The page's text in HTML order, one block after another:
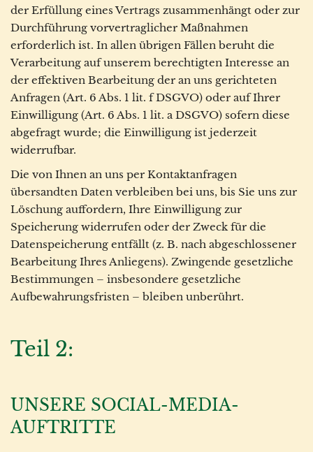
der Erfüllung eines Vertrags zusammenhängt oder zur
Durchführung vorvertraglicher Maßnahmen
erforderlich ist. In allen übrigen Fällen beruht die
Verarbeitung auf unserem berechtigten Interesse an
der effektiven Bearbeitung der an uns gerichteten
Anfragen (Art. 6 Abs. 1 lit. f DSGVO) oder auf Ihrer
Einwilligung (Art. 6 Abs. 1 lit. a DSGVO) sofern diese
abgefragt wurde; die Einwilligung ist jederzeit
widerrufbar.
Die von Ihnen an uns per Kontaktanfragen
übersandten Daten verbleiben bei uns, bis Sie uns zur
Löschung auffordern, Ihre Einwilligung zur
Speicherung widerrufen oder der Zweck für die
Datenspeicherung entfällt (z. B. nach abgeschlossener
Bearbeitung Ihres Anliegens). Zwingende gesetzliche
Bestimmungen – insbesondere gesetzliche
Aufbewahrungsfristen – bleiben unberührt.
Teil 2:
UNSERE SOCIAL-MEDIA-
AUFTRITTE